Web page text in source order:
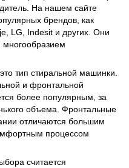
На нашем сайте
брендов, как
LG, Indesit и других. Они
многообразием
тип стиральной машинки.
и фронтальной
более популярным, за
объема. Фронтальные
отличаются большим
процессом
считается